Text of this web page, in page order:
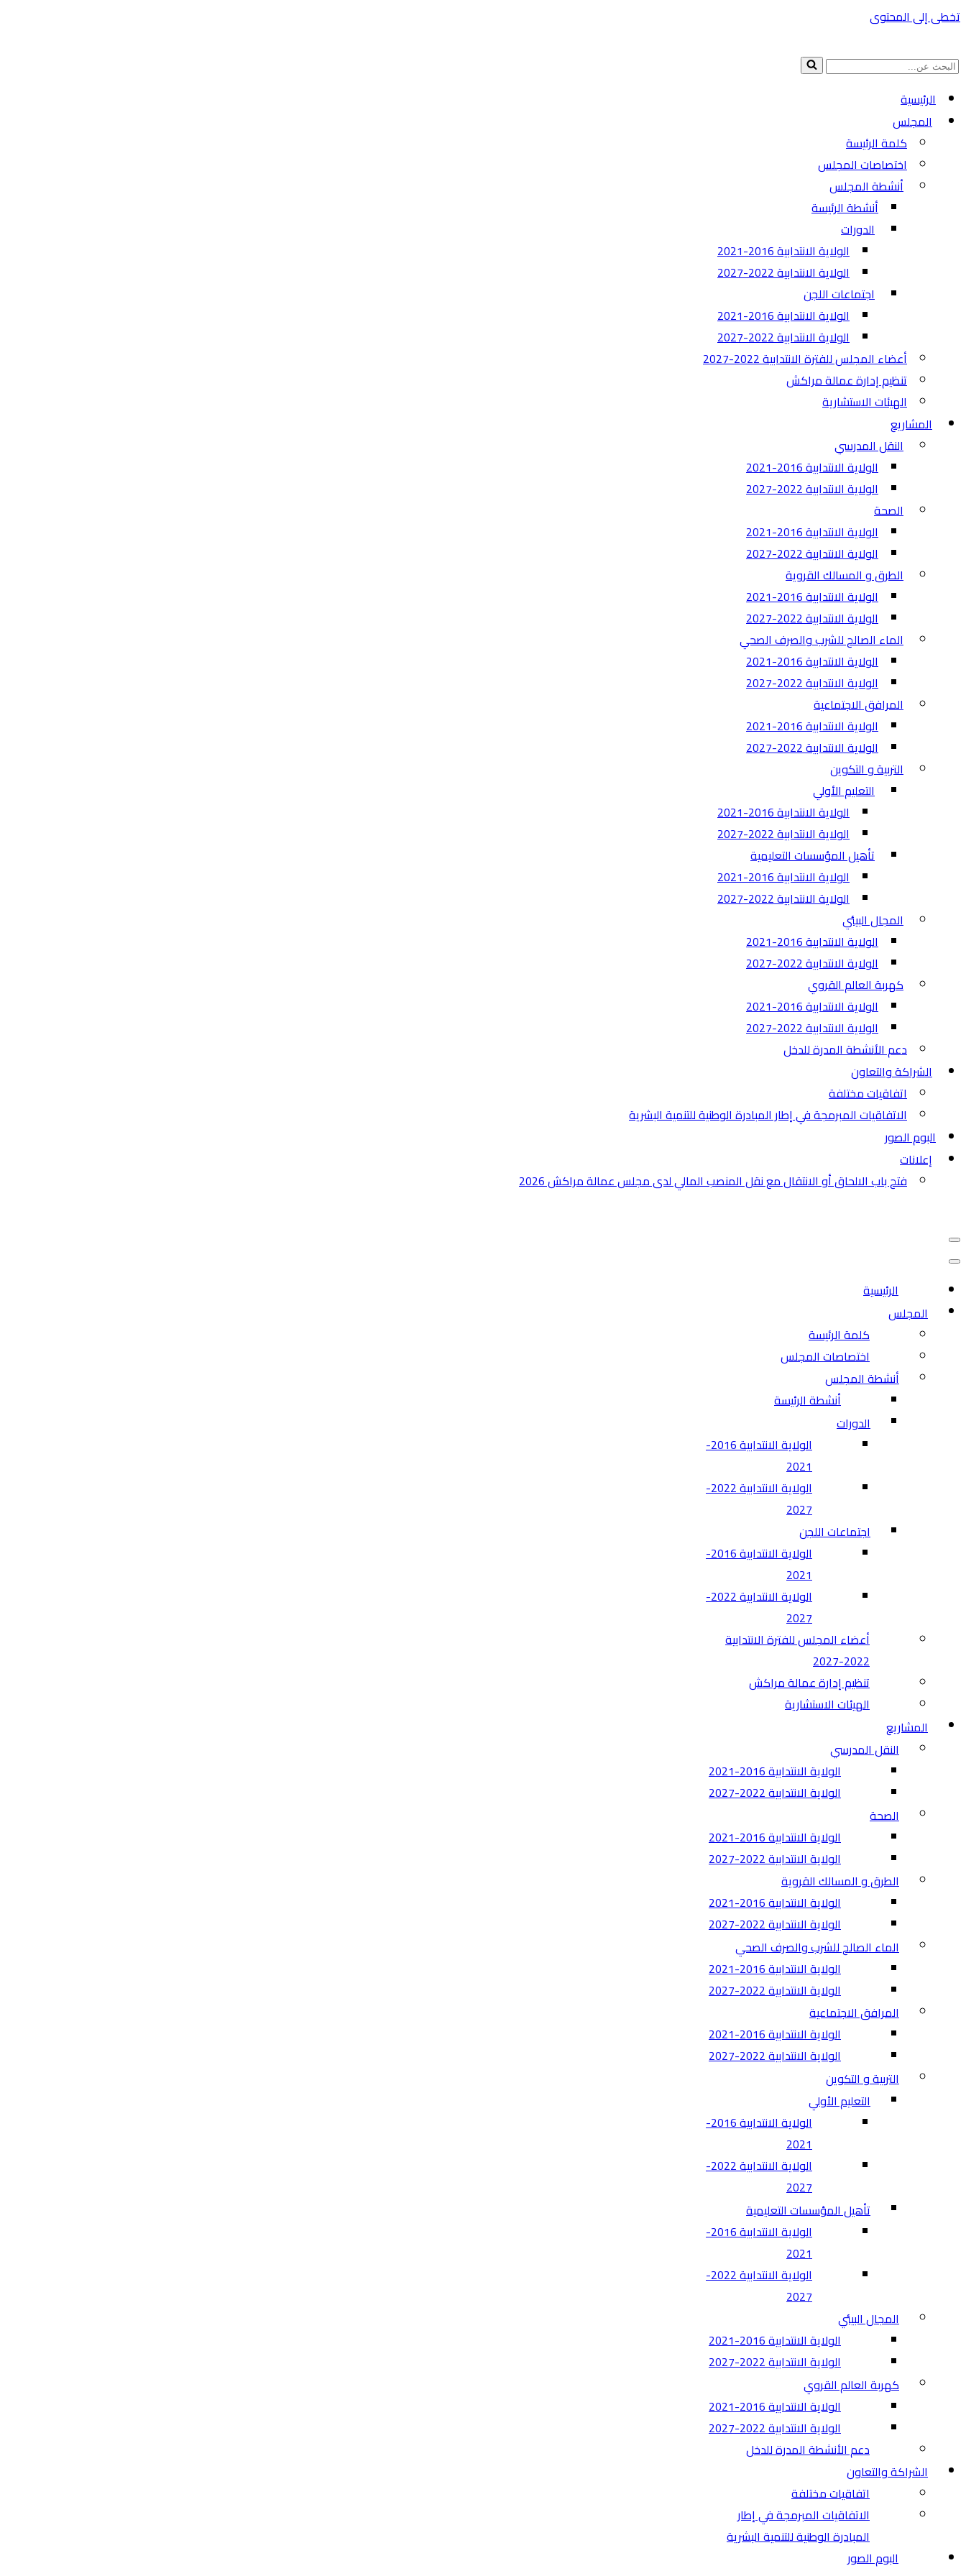
تخطى إلى المحتوى
البحث
الرئيسية
المجلس
كلمة الرئيسة
اختصاصات المجلس
أنشطة المجلس
أنشطة الرئيسة
الدورات
الولاية الانتدابية 2016-2021
الولاية الانتدابية 2022-2027
اجتماعات اللجن
الولاية الانتدابية 2016-2021
الولاية الانتدابية 2022-2027
أعضاء المجلس للفترة الانتدابية 2022-2027
تنظيم إدارة عمالة مراكش
الهيئات الاستشارية
المشاريع
النقل المدرسي
الولاية الانتدابية 2016-2021
الولاية الانتدابية 2022-2027
الصحة
الولاية الانتدابية 2016-2021
الولاية الانتدابية 2022-2027
الطرق و المسالك القروية
الولاية الانتدابية 2016-2021
الولاية الانتدابية 2022-2027
الماء الصالح للشرب والصرف الصحي
الولاية الانتدابية 2016-2021
الولاية الانتدابية 2022-2027
المرافق الاجتماعية
الولاية الانتدابية 2016-2021
الولاية الانتدابية 2022-2027
التربية و التكوين
التعليم الأولي
الولاية الانتدابية 2016-2021
الولاية الانتدابية 2022-2027
تأهيل المؤسسات التعليمية
الولاية الانتدابية 2016-2021
الولاية الانتدابية 2022-2027
المجال البيئي
الولاية الانتدابية 2016-2021
الولاية الانتدابية 2022-2027
كهربة العالم القروي
الولاية الانتدابية 2016-2021
الولاية الانتدابية 2022-2027
دعم الأنشطة المدرة للدخل
الشراكة والتعاون
اتفاقيات مختلفة​
الاتفاقيات المبرمجة في إطار المبادرة الوطنية للتنمية البشرية
البوم الصور
إعلانات
فتح باب الالحاق أو الانتقال مع نقل المنصب المالي لدى مجلس عمالة مراكش 2026
قائمة
قائمة
الرئيسية
المجلس
كلمة الرئيسة
اختصاصات المجلس
أنشطة المجلس
أنشطة الرئيسة
الدورات
الولاية الانتدابية 2016-
2021
الولاية الانتدابية 2022-
2027
اجتماعات اللجن
الولاية الانتدابية 2016-
2021
الولاية الانتدابية 2022-
2027
أعضاء المجلس للفترة الانتدابية
2022-2027
تنظيم إدارة عمالة مراكش
الهيئات الاستشارية
المشاريع
النقل المدرسي
الولاية الانتدابية 2016-2021
الولاية الانتدابية 2022-2027
الصحة
الولاية الانتدابية 2016-2021
الولاية الانتدابية 2022-2027
الطرق و المسالك القروية
الولاية الانتدابية 2016-2021
الولاية الانتدابية 2022-2027
الماء الصالح للشرب والصرف الصحي
الولاية الانتدابية 2016-2021
الولاية الانتدابية 2022-2027
المرافق الاجتماعية
الولاية الانتدابية 2016-2021
الولاية الانتدابية 2022-2027
التربية و التكوين
التعليم الأولي
الولاية الانتدابية 2016-
2021
الولاية الانتدابية 2022-
2027
تأهيل المؤسسات التعليمية
الولاية الانتدابية 2016-
2021
الولاية الانتدابية 2022-
2027
المجال البيئي
الولاية الانتدابية 2016-2021
الولاية الانتدابية 2022-2027
كهربة العالم القروي
الولاية الانتدابية 2016-2021
الولاية الانتدابية 2022-2027
دعم الأنشطة المدرة للدخل
الشراكة والتعاون
اتفاقيات مختلفة​
الاتفاقيات المبرمجة في إطار
المبادرة الوطنية للتنمية البشرية
البوم الصور